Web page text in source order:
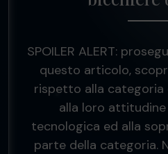
SPOILER ALERT:
questo articolo,
rispetto alla categoria
alla loro attitudine
tecnologica ed alla
parte della categoria.